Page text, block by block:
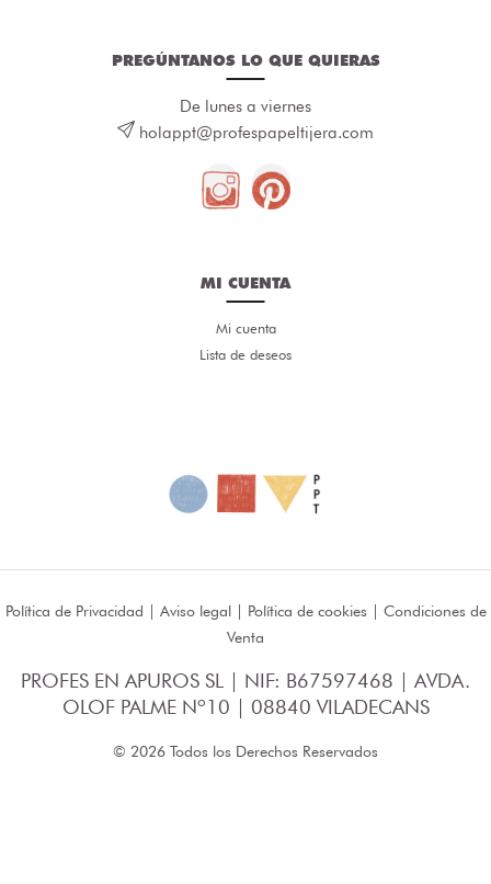
PREGÚNTANOS LO QUE QUIERAS
De lunes a viernes
holappt@profespapeltijera.com
MI CUENTA
Mi cuenta
Lista de deseos
Política de Privacidad | Aviso legal| Política de cookies | Condiciones de
Venta
PROFES EN APUROS SL | NIF: B67597468 | AVDA.
OLOF PALME Nº10 | 08840 VILADECANS
© 2026 Todos los Derechos Reservados